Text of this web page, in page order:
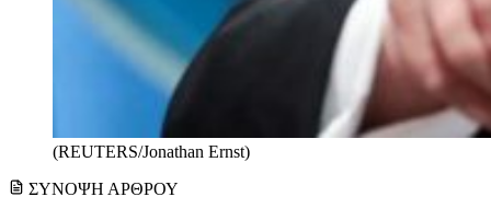
(REUTERS/Jonathan Ernst)
ΣΥΝΟΨΗ ΑΡΘΡΟΥ